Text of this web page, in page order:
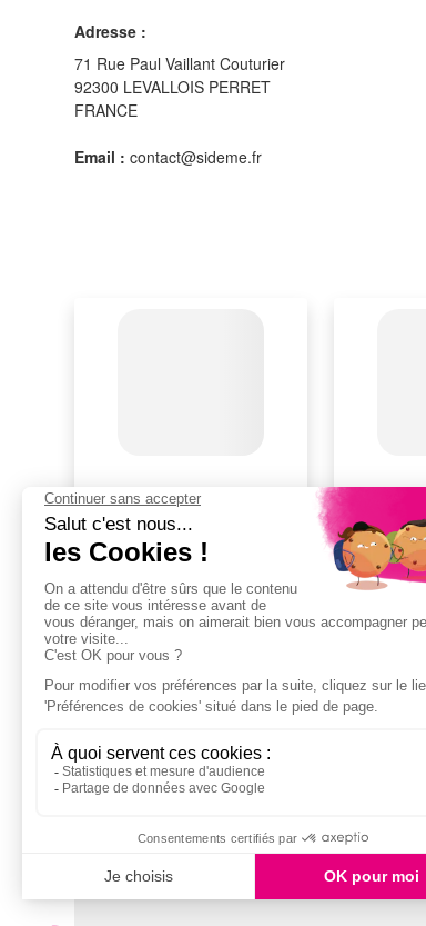
Adresse :
71 Rue Paul Vaillant Couturier
92300 LEVALLOIS PERRET
FRANCE
Email : contact@sideme.fr
BESOIN D'AIDE ?
TROUVEZ-NOUS !